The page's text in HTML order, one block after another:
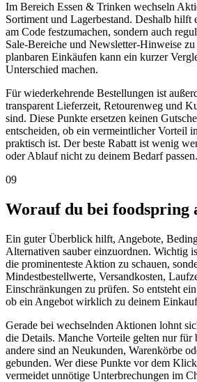
Im Bereich Essen & Trinken wechseln
Sortiment und Lagerbestand. Deshalb hilft
am Code festzumachen, sondern auch
Sale-Bereiche und Newsletter-Hinweise
planbaren Einkäufen kann ein kurzer
Unterschied machen.
Für wiederkehrende Bestellungen ist
transparent Lieferzeit, Retourenweg und
sind. Diese Punkte ersetzen keinen
entscheiden, ob ein vermeintlicher Vorteil
praktisch ist. Der beste Rabatt ist wenig
oder Ablauf nicht zu deinem Bedarf passen.
09
Worauf du bei foodspring
Ein guter Überblick hilft, Angebote,
Alternativen sauber einzuordnen. Wichtig
die prominenteste Aktion zu schauen,
Mindestbestellwerte, Versandkosten,
Einschränkungen zu prüfen. So entsteht
ob ein Angebot wirklich zu deinem Einkauf
Gerade bei wechselnden Aktionen lohnt
die Details. Manche Vorteile gelten nur für
andere sind an Neukunden, Warenkörbe
gebunden. Wer diese Punkte vor dem
vermeidet unnötige Unterbrechungen im